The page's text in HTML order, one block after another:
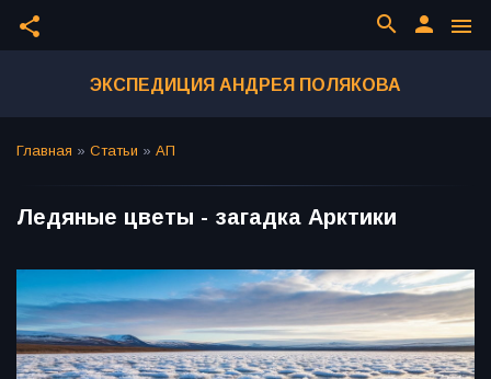
share menu
person
search
ЭКСПЕДИЦИЯ АНДРЕЯ ПОЛЯКОВА
Главная » Статьи » АП
Ледяные цветы - загадка Арктики